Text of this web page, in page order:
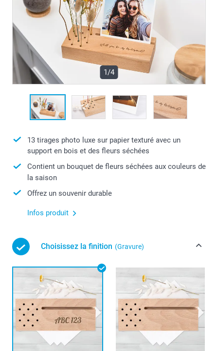
1/4
13 tirages photo luxe sur papier texturé avec un
support en bois et des fleurs séchées
Contient un bouquet de fleurs séchées aux couleurs de
la saison
Offrez un souvenir durable
Infos produit
Choisissez la finition (Gravure)